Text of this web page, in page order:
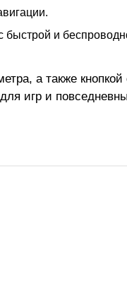
быстрой и
а также
игр и